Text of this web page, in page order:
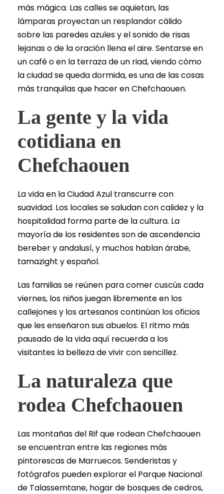
más mágica. Las calles se aquietan, las
lámparas proyectan un resplandor cálido
sobre las paredes azules y el sonido de risas
lejanas o de la oración llena el aire. Sentarse en
un café o en la terraza de un riad, viendo cómo
la ciudad se queda dormida, es una de las cosas
más tranquilas que hacer en Chefchaouen.
La gente y la vida
cotidiana en
Chefchaouen
La vida en la Ciudad Azul transcurre con
suavidad. Los locales se saludan con calidez y la
hospitalidad forma parte de la cultura. La
mayoría de los residentes son de ascendencia
bereber y andalusí, y muchos hablan árabe,
tamazight y español.
Las familias se reúnen para comer cuscús cada
viernes, los niños juegan libremente en los
callejones y los artesanos continúan los oficios
que les enseñaron sus abuelos. El ritmo más
pausado de la vida aquí recuerda a los
visitantes la belleza de vivir con sencillez.
La naturaleza que
rodea Chefchaouen
Las montañas del Rif que rodean Chefchaouen
se encuentran entre las regiones más
pintorescas de Marruecos. Senderistas y
fotógrafos pueden explorar el Parque Nacional
de Talassemtane, hogar de bosques de cedros,